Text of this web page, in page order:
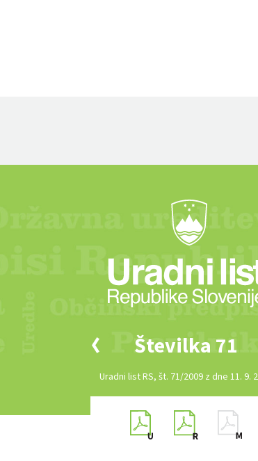
Številka 71
Uradni list RS, št. 71/2009 z dne 11. 9.